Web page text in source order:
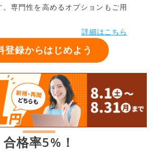
。専門性を高めるオプションもご用
詳細はこちら
登録からはじめよう
合格率5%！